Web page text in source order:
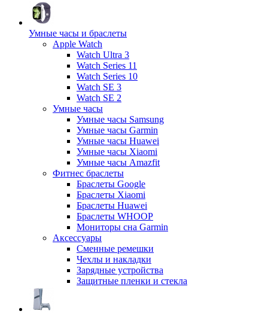
Умные часы и браслеты
Apple Watch
Watch Ultra 3
Watch Series 11
Watch Series 10
Watch SE 3
Watch SE 2
Умные часы
Умные часы Samsung
Умные часы Garmin
Умные часы Huawei
Умные часы Xiaomi
Умные часы Amazfit
Фитнес браслеты
Браслеты Google
Браслеты Xiaomi
Браслеты Huawei
Браслеты WHOOP
Мониторы сна Garmin
Аксессуары
Сменные ремешки
Чехлы и накладки
Зарядные устройства
Защитные пленки и стекла